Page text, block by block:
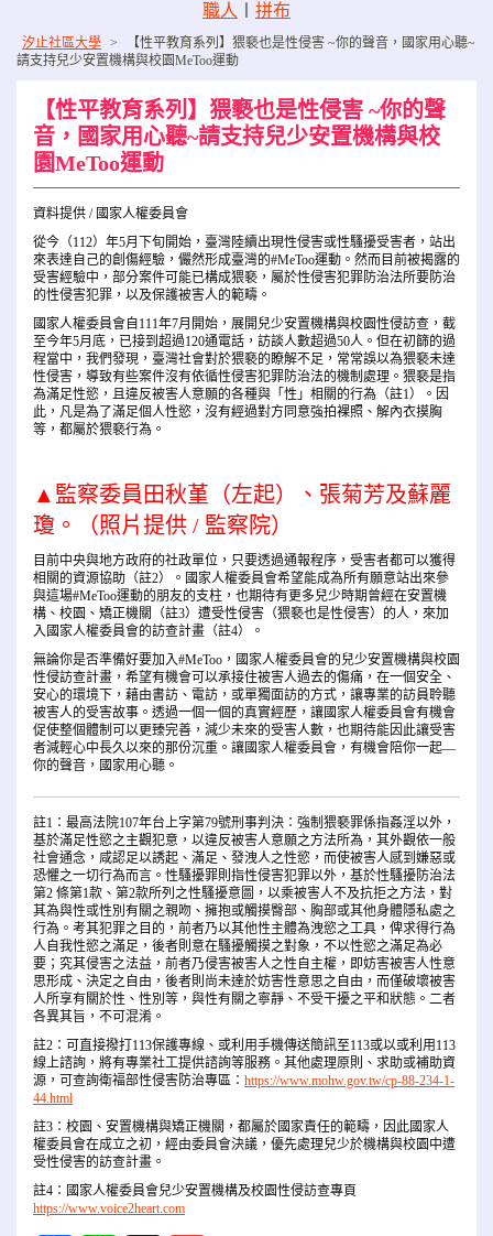
職人
拼布
汐止社區大學 >
【性平教育系列】猥褻也是性侵害 ~你的聲音，國家用心聽~
請支持兒少安置機構與校園MeToo運動
【性平教育系列】猥褻也是性侵害 ~你的聲
音，國家用心聽~請支持兒少安置機構與校
園MeToo運動
資料提供 / 國家人權委員會
從今（112）年5月下旬開始，臺灣陸續出現性侵害或性騷擾受害者，站出
來表達自己的創傷經驗，儼然形成臺灣的#MeToo運動。然而目前被揭露的
受害經驗中，部分案件可能已構成猥褻，屬於性侵害犯罪防治法所要防治
的性侵害犯罪，以及保護被害人的範疇。
國家人權委員會自111年7月開始，展開兒少安置機構與校園性侵訪查，截
至今年5月底，已接到超過120通電話，訪談人數超過50人。但在初篩的過
程當中，我們發現，臺灣社會對於猥褻的瞭解不足，常常誤以為猥褻未達
性侵害，導致有些案件沒有依循性侵害犯罪防治法的機制處理。猥褻是指
為滿足性慾，且違反被害人意願的各種與「性」相關的行為（註1）。因
此，凡是為了滿足個人性慾，沒有經過對方同意強拍裸照、解內衣摸胸
等，都屬於猥褻行為。
▲監察委員田秋堇（左起）、張菊芳及蘇麗
瓊。（照片提供 / 監察院）
目前中央與地方政府的社政單位，只要透過通報程序，受害者都可以獲得
相關的資源協助（註2）。國家人權委員會希望能成為所有願意站出來參
與這場#MeToo運動的朋友的支柱，也期待有更多兒少時期曾經在安置機
構、校園、矯正機關（註3）遭受性侵害（猥褻也是性侵害）的人，來加
入國家人權委員會的訪查計畫（註4）。
無論你是否準備好要加入#MeToo，國家人權委員會的兒少安置機構與校園
性侵訪查計畫，希望有機會可以承接住被害人過去的傷痛，在一個安全、
安心的環境下，藉由書訪、電訪，或單獨面訪的方式，讓專業的訪員聆聽
被害人的受害故事。透過一個一個的真實經歷，讓國家人權委員會有機會
促使整個體制可以更臻完善，減少未來的受害人數，也期待能因此讓受害
者減輕心中長久以來的那份沉重。讓國家人權委員會，有機會陪你一起—
你的聲音，國家用心聽。
註1：最高法院107年台上字第79號刑事判決：強制猥褻罪係指姦淫以外，
基於滿足性慾之主觀犯意，以違反被害人意願之方法所為，其外觀依一般
社會通念，咸認足以誘起、滿足、發洩人之性慾，而使被害人感到嫌惡或
恐懼之一切行為而言。性騷擾罪則指性侵害犯罪以外，基於性騷擾防治法
第2 條第1款、第2款所列之性騷擾意圖，以乘被害人不及抗拒之方法，對
其為與性或性別有關之親吻、擁抱或觸摸臀部、胸部或其他身體隱私處之
行為。考其犯罪之目的，前者乃以其他性主體為洩慾之工具，俾求得行為
人自我性慾之滿足，後者則意在騷擾觸摸之對象，不以性慾之滿足為必
要；究其侵害之法益，前者乃侵害被害人之性自主權，即妨害被害人性意
思形成、決定之自由，後者則尚未達於妨害性意思之自由，而僅破壞被害
人所享有關於性、性別等，與性有關之寧靜、不受干擾之平和狀態。二者
各異其旨，不可混淆。
註2：可直接撥打113保護專線、或利用手機傳送簡訊至113或以或利用113
線上諮詢，將有專業社工提供諮詢等服務。其他處理原則、求助或補助資
源，可查詢衛福部性侵害防治專區： https://www.mohw.gov.tw/cp-88-234-1-
44.html
註3：校園、安置機構與矯正機關，都屬於國家責任的範疇，因此國家人
權委員會在成立之初，經由委員會決議，優先處理兒少於機構與校園中遭
受性侵害的訪查計畫。
註4：國家人權委員會兒少安置機構及校園性侵訪查專頁
https://www.voice2heart.com